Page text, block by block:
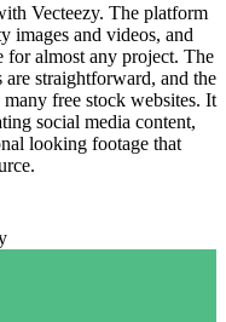
Vecteezy. The platform
images and videos, and
for almost any project. The
straightforward, and the
free stock websites. It
social media content,
looking footage that